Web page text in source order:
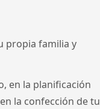
propia familia y
en la planificación
la confección de tu